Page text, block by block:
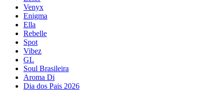
Venyx
Enigma
Ella
Rebelle
Spot
Vibez
GL
Soul Brasileira
Aroma Di
Dia dos Pais 2026